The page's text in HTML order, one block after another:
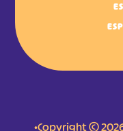
•Copyright ©